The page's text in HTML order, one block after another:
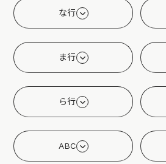
な行
ま行
ら行
ABC